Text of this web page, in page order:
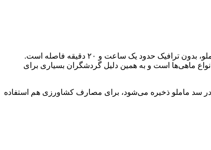
دریاچه یا سد ماملو از دیگر سدهای اطراف تهران محسوب می‌شود که روی رودخانه جاجرود قرار گرفته است. از میدان آزادی تا تالاب و سد ماملو، بدون ترافیک حدود یک ساعت و ۲۰ دقیقه فاصله است.
این سد هم مانند سد لتیان محل پرورش انواع ماهی‌ها است و به همین دلیل گردشگران بسیاری برای
در سد ماملو ذخیره می‌شود، برای مصارف کشاورزی هم استفاده